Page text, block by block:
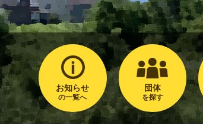
お知らせ
の一覧へ
団体
を探す